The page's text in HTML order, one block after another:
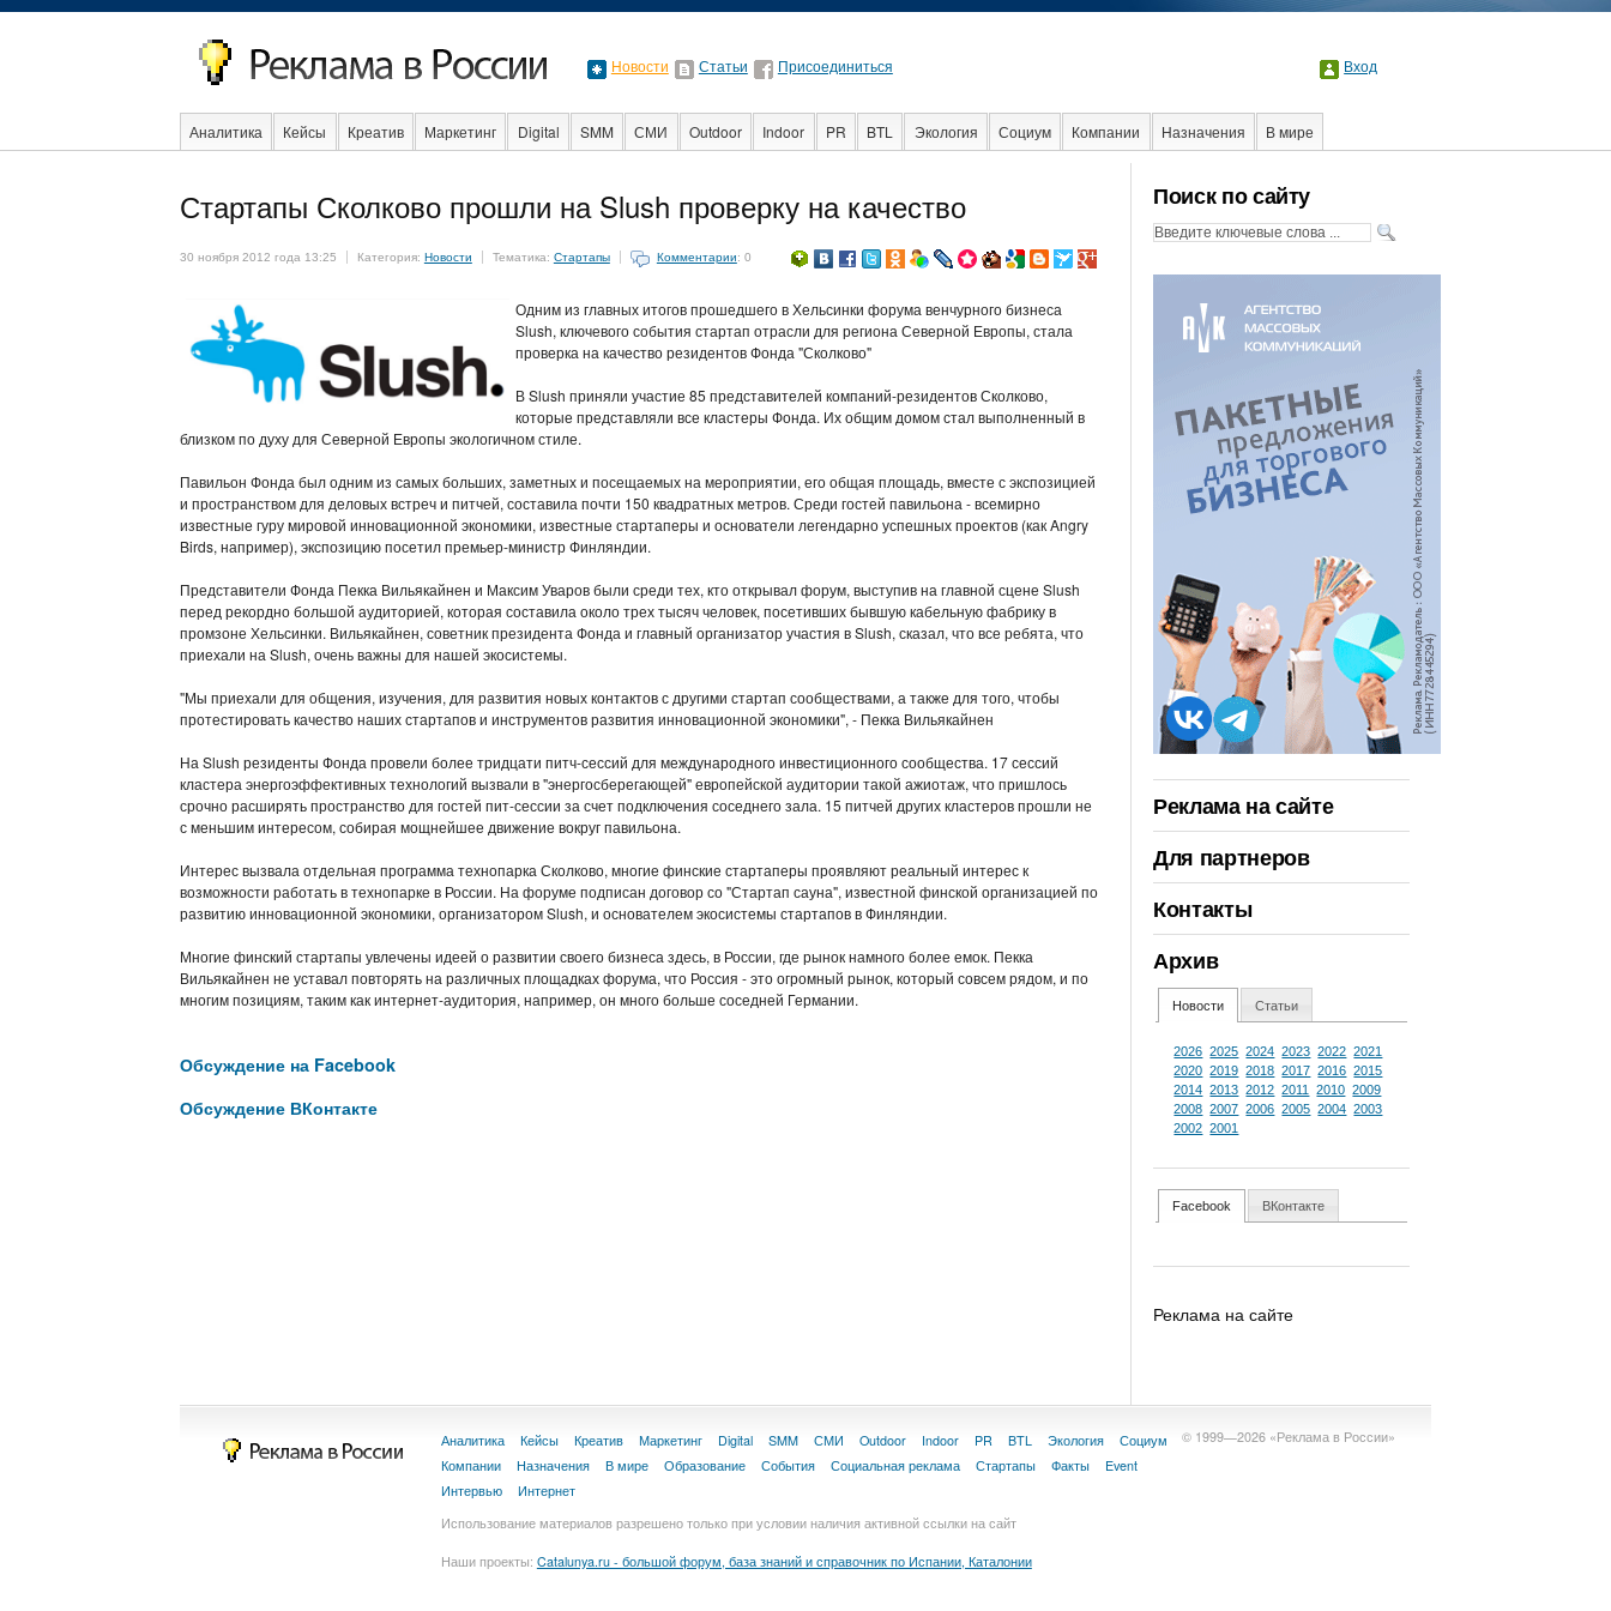
Новости Статьи Присоединиться Вход
Аналитика Кейсы Креатив Маркетинг Digital SMM СМИ Outdoor Indoor PR BTL Экология Социум Компании Назначения
В мире
Поиск по сайту
Реклама на сайте
Для партнеров
Контакты
Архив
Новости Статьи
2026 2025 2024 2023 2022 2021
2020 2019 2018 2017 2016 2015
2014 2013 2012 2011 2010 2009
2008 2007 2006 2005 2004 2003
2002 2001
Facebook ВКонтакте
Реклама на сайте
Стартапы Сколково прошли на Slush проверку на качество
30 ноября 2012 года 13:25 Категория: Новости Тематика: Стартапы Комментарии: 0
Одним из главных итогов прошедшего в Хельсинки форума венчурного бизнеса
Slush, ключевого события стартап отрасли для региона Северной Европы, стала
проверка на качество резидентов Фонда "Сколково"
В Slush приняли участие 85 представителей компаний-резидентов Сколково,
которые представляли все кластеры Фонда. Их общим домом стал выполненный в
близком по духу для Северной Европы экологичном стиле.
Павильон Фонда был одним из самых больших, заметных и посещаемых на мероприятии, его общая площадь, вместе с экспозицией
и пространством для деловых встреч и питчей, составила почти 150 квадратных метров. Среди гостей павильона - всемирно
известные гуру мировой инновационной экономики, известные стартаперы и основатели легендарно успешных проектов (как Angry
Birds, например), экспозицию посетил премьер-министр Финляндии.
Представители Фонда Пекка Вильякайнен и Максим Уваров были среди тех, кто открывал форум, выступив на главной сцене Slush
перед рекордно большой аудиторией, которая составила около трех тысяч человек, посетивших бывшую кабельную фабрику в
промзоне Хельсинки. Вильякайнен, советник президента Фонда и главный организатор участия в Slush, сказал, что все ребята, что
приехали на Slush, очень важны для нашей экосистемы.
"Мы приехали для общения, изучения, для развития новых контактов с другими стартап сообществами, а также для того, чтобы
протестировать качество наших стартапов и инструментов развития инновационной экономики", - Пекка Вильякайнен
На Slush резиденты Фонда провели более тридцати питч-сессий для международного инвестиционного сообщества. 17 сессий
кластера энергоэффективных технологий вызвали в "энергосберегающей" европейской аудитории такой ажиотаж, что пришлось
срочно расширять пространство для гостей пит-сессии за счет подключения соседнего зала. 15 питчей других кластеров прошли не
с меньшим интересом, собирая мощнейшее движение вокруг павильона.
Интерес вызвала отдельная программа технопарка Сколково, многие финские стартаперы проявляют реальный интерес к
возможности работать в технопарке в России. На форуме подписан договор со "Стартап сауна", известной финской организацией по
развитию инновационной экономики, организатором Slush, и основателем экосистемы стартапов в Финляндии.
Многие финский стартапы увлечены идеей о развитии своего бизнеса здесь, в России, где рынок намного более емок. Пекка
Вильякайнен не уставал повторять на различных площадках форума, что Россия - это огромный рынок, который совсем рядом, и по
многим позициям, таким как интернет-аудитория, например, он много больше соседней Германии.
Обсуждение на Facebook
Обсуждение ВКонтакте
© 1999—2026 «Реклама в России»
Аналитика Кейсы Креатив Маркетинг Digital SMM СМИ Outdoor Indoor PR BTL Экология
Социум
Компании
Назначения В мире Образование События Социальная реклама Стартапы Факты
Event
Интервью
Интернет
Использование материалов разрешено только при условии наличия активной ссылки на сайт
Наши проекты: Catalunya.ru - большой форум, база знаний и справочник по Испании, Каталонии